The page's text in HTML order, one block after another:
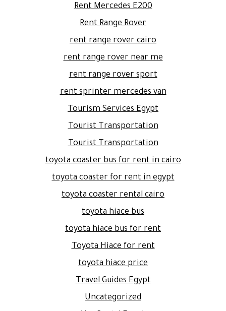
Rent Mercedes E200
Rent Range Rover
rent range rover cairo
rent range rover near me
rent range rover sport
rent sprinter mercedes van
Tourism Services Egypt
Tourist Transportation
Tourist Transportation
toyota coaster bus for rent in cairo
toyota coaster for rent in egypt
toyota coaster rental cairo
toyota hiace bus
toyota hiace bus for rent
Toyota Hiace for rent
toyota hiace price
Travel Guides Egypt
Uncategorized